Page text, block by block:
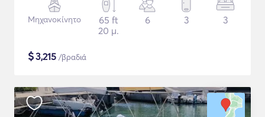
Μηχανοκίνητο
65 ft
20 μ.
6 3 3
$3,215 /βραδιά